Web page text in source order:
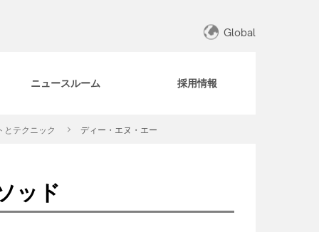
Global
ニュースルーム 採用情報
テクニック ディー・エヌ・エー
ッド